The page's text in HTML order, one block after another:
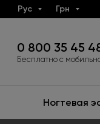
Рус Грн
0 800 35 45
Бесплатно с
Ногтевая